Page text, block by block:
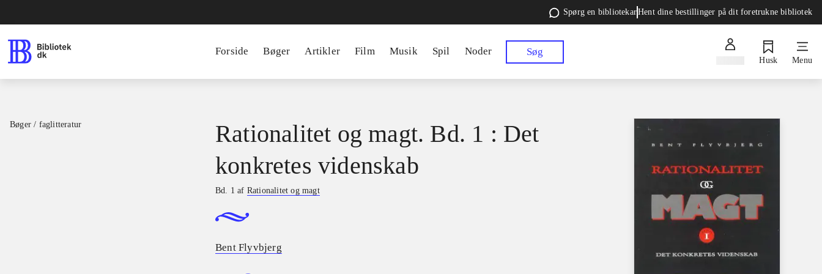
Spørg en bibliotekarHent dine bestillinger på dit foretrukne bibliotek
Forside Bøger Artikler Film Musik Spil Noder Søg
Husk Menu
Bøger / faglitteratur
Rationalitet og magt. Bd. 1 : Det
konkretes videnskab
Bd. 1 af Rationalitet og magt
Bent Flyvbjerg